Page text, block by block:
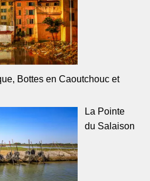
Bottes en Caoutchouc et
La Pointe
du Salaison